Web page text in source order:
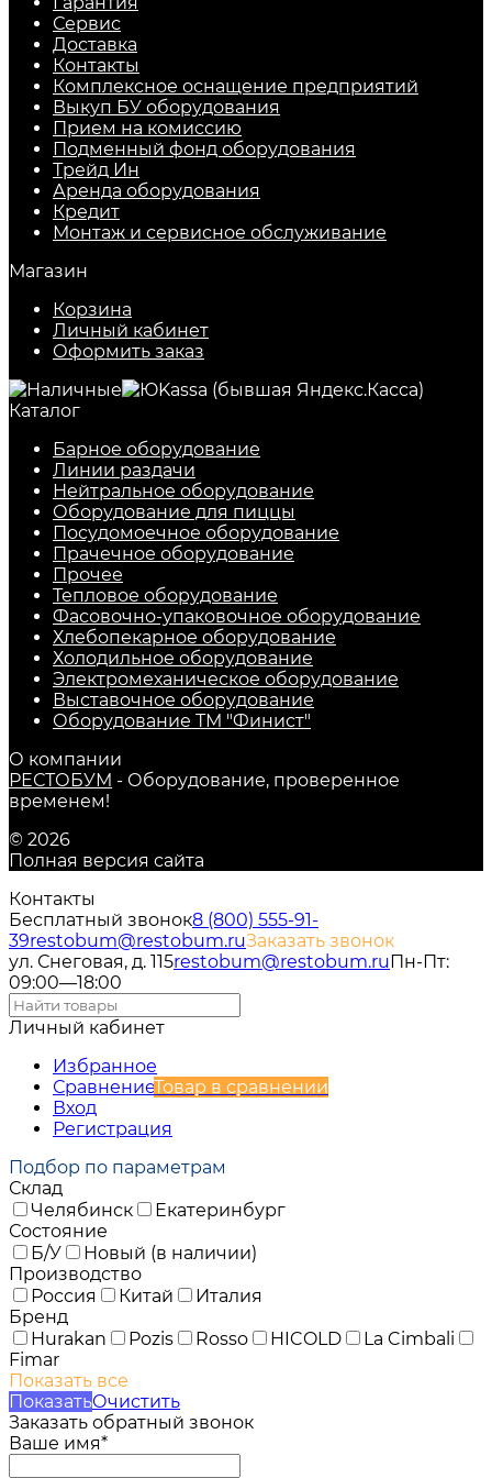
Сервис
Доставка
Контакты
Комплексное оснащение предприятий
Выкуп БУ оборудования
Прием на комиссию
Подменный фонд оборудования
Трейд Ин
Аренда оборудования
Кредит
Монтаж и сервисное обслуживание
Магазин
Корзина
Личный кабинет
Оформить заказ
Каталог
Барное оборудование
Линии раздачи
Нейтральное оборудование
Оборудование для пиццы
Посудомоечное оборудование
Прачечное оборудование
Прочее
Тепловое оборудование
Фасовочно-упаковочное оборудование
Хлебопекарное оборудование
Холодильное оборудование
Электромеханическое оборудование
Выставочное оборудование
Оборудование ТМ "Финист"
О компании
РЕСТОБУМ - Оборудование, проверенное
временем!
© 2026
Полная версия сайта
Контакты
Бесплатный звонок8 (800) 555-91-
39restobum@restobum.ruЗаказать звонок
ул. Снеговая, д. 115restobum@restobum.ruПн-Пт:
09:00—18:00
Личный кабинет
Избранное
СравнениеТовар в сравнении
Вход
Регистрация
Подбор по параметрам
Склад
Челябинск
Екатеринбург
Состояние
Б/У
Новый (в наличии)
Производство
Россия
Китай
Италия
Бренд
Hurakan
Pozis Rosso HICOLD
La Cimbali
Fimar
Показать все
ПоказатьОчистить
Заказать обратный звонок
Ваше имя*